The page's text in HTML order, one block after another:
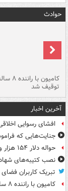
حوادث
توقیف شد
آخرین اخبار
افشای رسوایی
جنایت‌هایی که
حواله دلار ۱۵۴ هزار و ۴۵۱ تومان شد
نصب کتیبه‌های
تبریک کاربران
کامیون با راننده ۸ ساله در اصفهان توقیف شد